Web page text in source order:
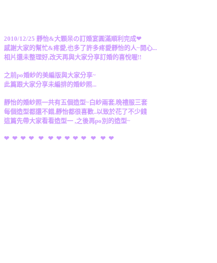
2010/12/25 靜怡&大顆呆の訂婚宴圓滿順利完成❤
感謝大家的幫忙&疼愛,也多了許多疼愛靜怡的人~開心...
相片還未整理好,改天再與大家分享訂婚的喜悅喔!!
之前po婚紗的美編版與大家分享~
此篇跟大家分享未編排的婚紗照...
靜怡的婚紗照一共有五個造型~白紗兩套,晚禮服三套
每個造型都還不錯,靜怡都很喜歡..以致於花了不少錢
這篇先帶大家看看造型一 ,之後再po別的造型~
❤ ❤ ❤ ❤ ❤ ❤ ❤ ❤ ❤ ❤ ❤ ❤ ❤